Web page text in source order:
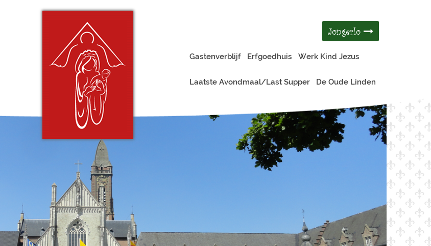
Jongerlo
Gastenverblijf Erfgoedhuis Werk Kind Jezus
Laatste Avondmaal/Last Supper De Oude Linden